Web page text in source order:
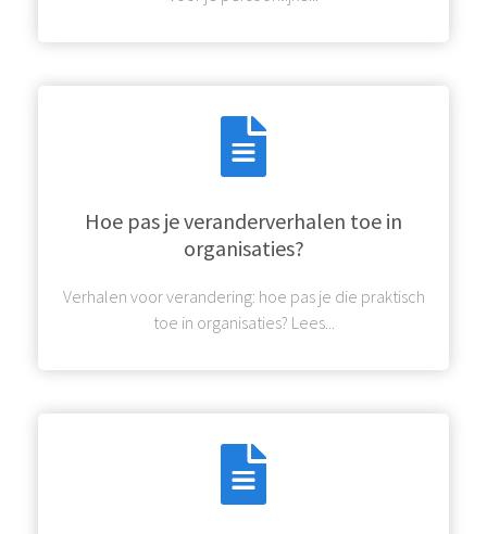
Hoe pas je veranderverhalen toe in
organisaties?
Verhalen voor verandering: hoe pas je die praktisch
toe in organisaties? Lees...